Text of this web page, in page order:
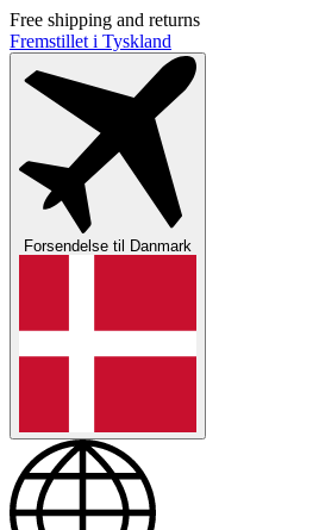
Free shipping and returns
Fremstillet i Tyskland
Forsendelse til Danmark